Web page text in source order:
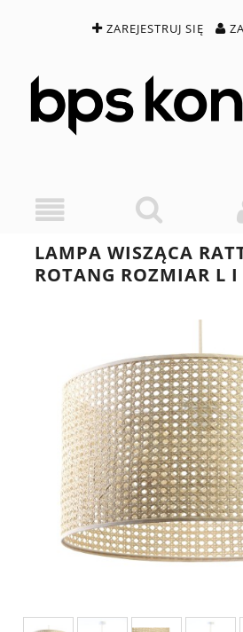
ZAREJESTRUJ SIĘ
LAMPA WISZĄCA
ROTANG ROZMIAR L I